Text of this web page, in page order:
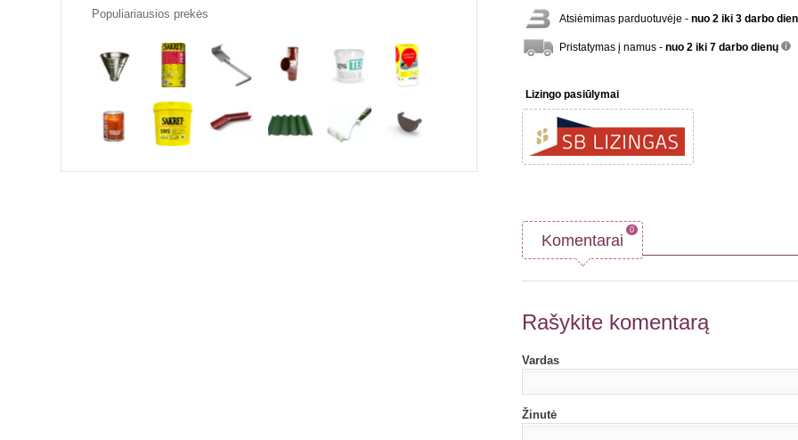
Atsiėmimas parduotuvėje - nuo 2 iki 3 darbo
Pristatymas į namus - nuo 2 iki 7 darbo dienų
Lizingo pasiūlymai
Komentarai
0
Rašykite komentarą
Vardas
Žinutė
Populiariausios prekės